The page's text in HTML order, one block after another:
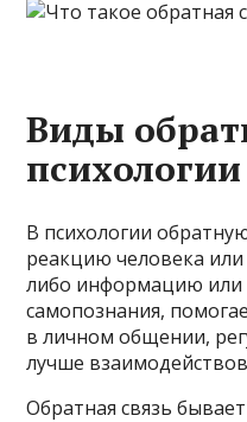
Виды
психологии
В психологии
реакцию человека
либо информацию или
самопознания,
в личном общении,
лучше
Обратная связь